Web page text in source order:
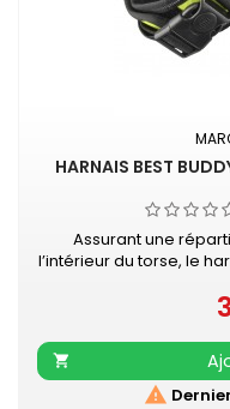
HARNAIS BEST
Assurant une
l’intérieur du torse, le
sans pareil à votre
harnais est ajustable
mettre grâce aux

